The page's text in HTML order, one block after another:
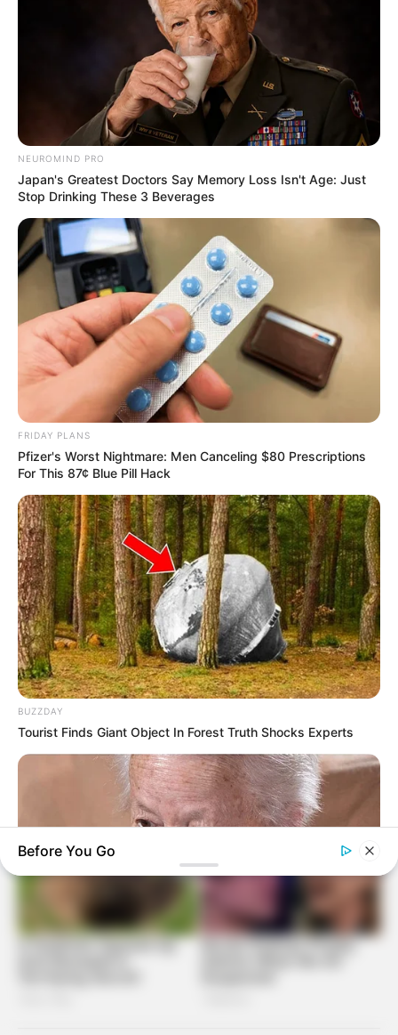
NEUROMIND PRO
Japan's Greatest Doctors Say Memory Loss Isn't Age: Just
Stop Drinking These 3 Beverages
FRIDAY PLANS
Pfizer's Worst Nightmare: Men Canceling $80 Prescriptions
For This 87¢ Blue Pill Hack
BUZZDAY
Tourist Finds Giant Object In Forest Truth Shocks Experts
Before You Go